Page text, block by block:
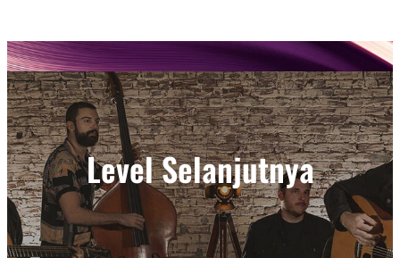
Level Selanjutnya